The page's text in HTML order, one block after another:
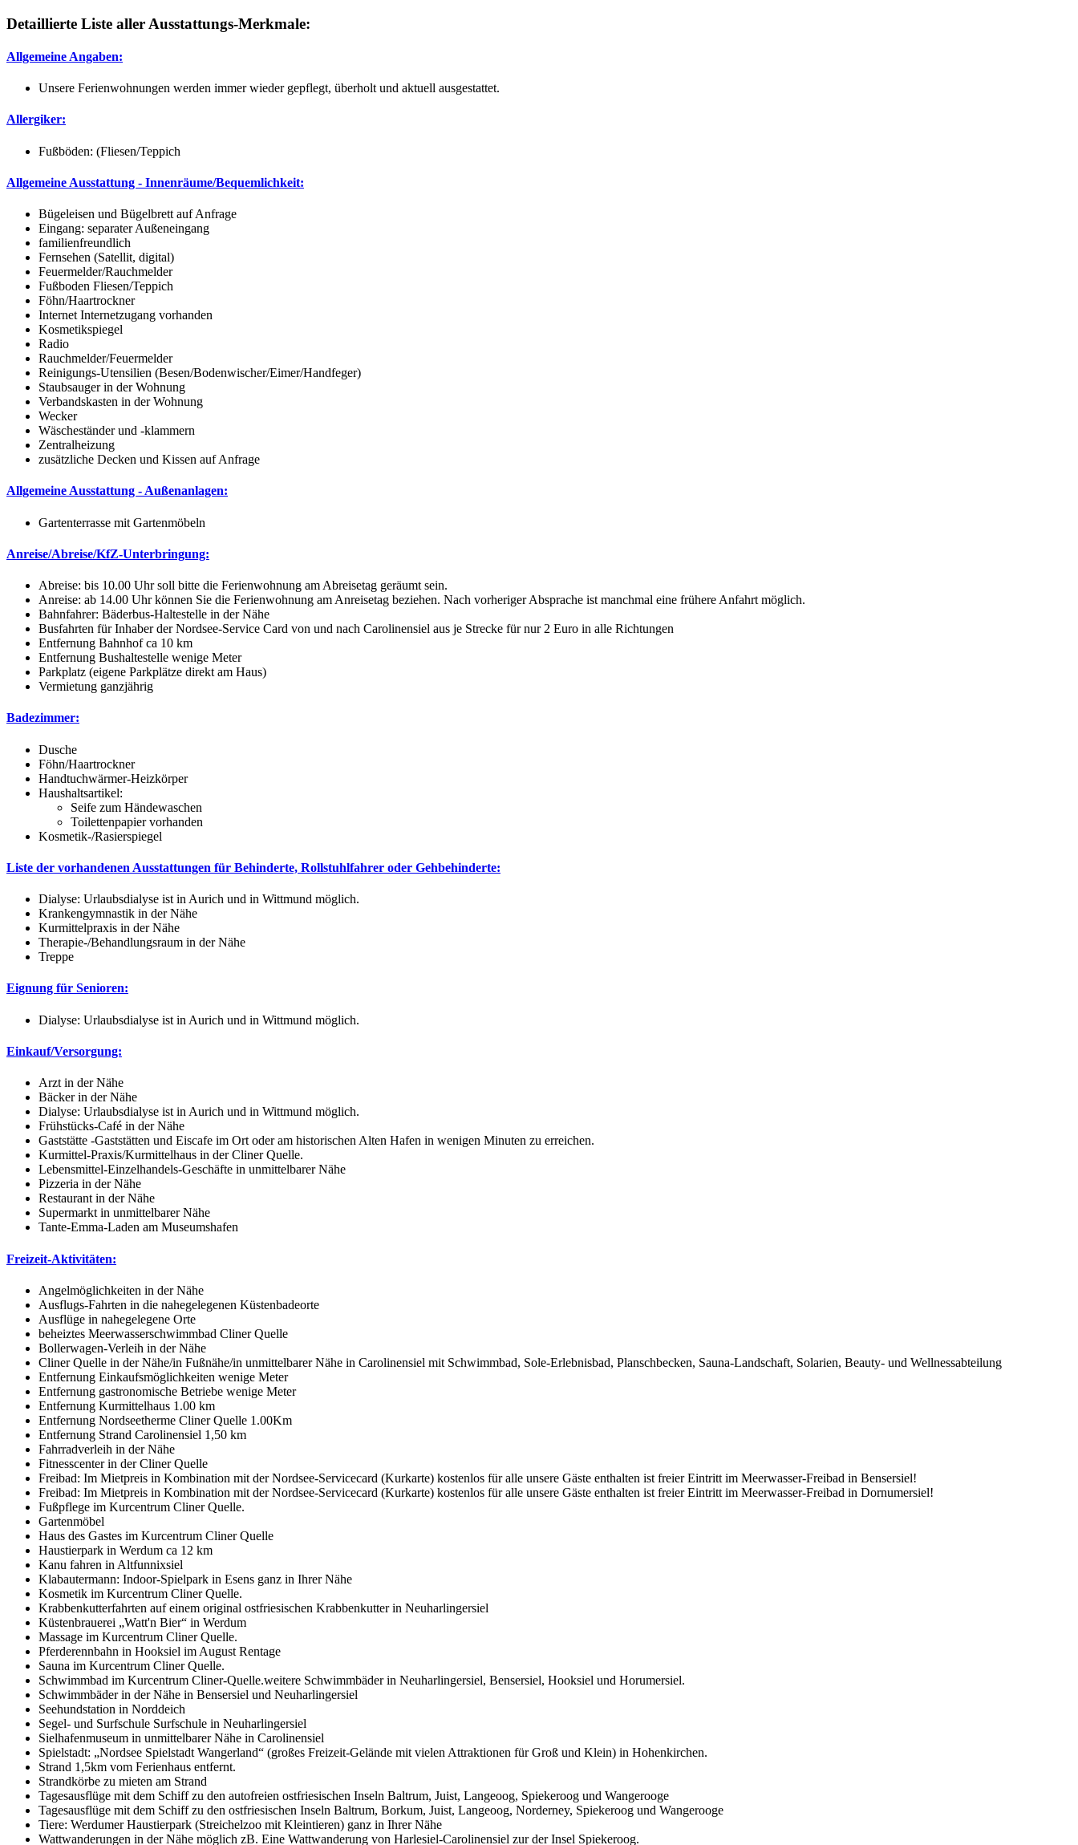
Detaillierte Liste aller Ausstattungs-Merkmale:
Allgemeine Angaben:
Unsere Ferienwohnungen werden immer wieder gepflegt, überholt und aktuell ausgestattet.
Allergiker:
Fußböden: (Fliesen/Teppich
Allgemeine Ausstattung - Innenräume/Bequemlichkeit:
Bügeleisen und Bügelbrett auf Anfrage
Eingang: separater Außeneingang
familienfreundlich
Fernsehen (Satellit, digital)
Feuermelder/Rauchmelder
Fußboden Fliesen/Teppich
Föhn/Haartrockner
Internet Internetzugang vorhanden
Kosmetikspiegel
Radio
Rauchmelder/Feuermelder
Reinigungs-Utensilien (Besen/Bodenwischer/Eimer/Handfeger)
Staubsauger in der Wohnung
Verbandskasten in der Wohnung
Wecker
Wäscheständer und -klammern
Zentralheizung
zusätzliche Decken und Kissen auf Anfrage
Allgemeine Ausstattung - Außenanlagen:
Gartenterrasse mit Gartenmöbeln
Anreise/Abreise/KfZ-Unterbringung:
Abreise: bis 10.00 Uhr soll bitte die Ferienwohnung am Abreisetag geräumt sein.
Anreise: ab 14.00 Uhr können Sie die Ferienwohnung am Anreisetag beziehen. Nach vorheriger Absprache ist manchmal eine frühere Anfahrt möglich.
Bahnfahrer: Bäderbus-Haltestelle in der Nähe
Busfahrten für Inhaber der Nordsee-Service Card von und nach Carolinensiel aus je Strecke für nur 2 Euro in alle Richtungen
Entfernung Bahnhof ca 10 km
Entfernung Bushaltestelle wenige Meter
Parkplatz (eigene Parkplätze direkt am Haus)
Vermietung ganzjährig
Badezimmer:
Dusche
Föhn/Haartrockner
Handtuchwärmer-Heizkörper
Haushaltsartikel:
Seife zum Händewaschen
Toilettenpapier vorhanden
Kosmetik-/Rasierspiegel
Liste der vorhandenen Ausstattungen für Behinderte, Rollstuhlfahrer oder Gehbehinderte:
Dialyse: Urlaubsdialyse ist in Aurich und in Wittmund möglich.
Krankengymnastik in der Nähe
Kurmittelpraxis in der Nähe
Therapie-/Behandlungsraum in der Nähe
Treppe
Eignung für Senioren:
Dialyse: Urlaubsdialyse ist in Aurich und in Wittmund möglich.
Einkauf/Versorgung:
Arzt in der Nähe
Bäcker in der Nähe
Dialyse: Urlaubsdialyse ist in Aurich und in Wittmund möglich.
Frühstücks-Café in der Nähe
Gaststätte -Gaststätten und Eiscafe im Ort oder am historischen Alten Hafen in wenigen Minuten zu erreichen.
Kurmittel-Praxis/Kurmittelhaus in der Cliner Quelle.
Lebensmittel-Einzelhandels-Geschäfte in unmittelbarer Nähe
Pizzeria in der Nähe
Restaurant in der Nähe
Supermarkt in unmittelbarer Nähe
Tante-Emma-Laden am Museumshafen
Freizeit-Aktivitäten:
Angelmöglichkeiten in der Nähe
Ausflugs-Fahrten in die nahegelegenen Küstenbadeorte
Ausflüge in nahegelegene Orte
beheiztes Meerwasserschwimmbad Cliner Quelle
Bollerwagen-Verleih in der Nähe
Cliner Quelle in der Nähe/in Fußnähe/in unmittelbarer Nähe in Carolinensiel mit Schwimmbad, Sole-Erlebnisbad, Planschbecken, Sauna-Landschaft, Solarien, Beauty- und Wellnessabteilung
Entfernung Einkaufsmöglichkeiten wenige Meter
Entfernung gastronomische Betriebe wenige Meter
Entfernung Kurmittelhaus 1.00 km
Entfernung Nordseetherme Cliner Quelle 1.00Km
Entfernung Strand Carolinensiel 1,50 km
Fahrradverleih in der Nähe
Fitnesscenter in der Cliner Quelle
Freibad: Im Mietpreis in Kombination mit der Nordsee-Servicecard (Kurkarte) kostenlos für alle unsere Gäste enthalten ist freier Eintritt im Meerwasser-Freibad in Bensersiel!
Freibad: Im Mietpreis in Kombination mit der Nordsee-Servicecard (Kurkarte) kostenlos für alle unsere Gäste enthalten ist freier Eintritt im Meerwasser-Freibad in Dornumersiel!
Fußpflege im Kurcentrum Cliner Quelle.
Gartenmöbel
Haus des Gastes im Kurcentrum Cliner Quelle
Haustierpark in Werdum ca 12 km
Kanu fahren in Altfunnixsiel
Klabautermann: Indoor-Spielpark in Esens ganz in Ihrer Nähe
Kosmetik im Kurcentrum Cliner Quelle.
Krabbenkutterfahrten auf einem original ostfriesischen Krabbenkutter in Neuharlingersiel
Küstenbrauerei „Watt'n Bier“ in Werdum
Massage im Kurcentrum Cliner Quelle.
Pferderennbahn in Hooksiel im August Rentage
Sauna im Kurcentrum Cliner Quelle.
Schwimmbad im Kurcentrum Cliner-Quelle.weitere Schwimmbäder in Neuharlingersiel, Bensersiel, Hooksiel und Horumersiel.
Schwimmbäder in der Nähe in Bensersiel und Neuharlingersiel
Seehundstation in Norddeich
Segel- und Surfschule Surfschule in Neuharlingersiel
Sielhafenmuseum in unmittelbarer Nähe in Carolinensiel
Spielstadt: „Nordsee Spielstadt Wangerland“ (großes Freizeit-Gelände mit vielen Attraktionen für Groß und Klein) in Hohenkirchen.
Strand 1,5km vom Ferienhaus entfernt.
Strandkörbe zu mieten am Strand
Tagesausflüge mit dem Schiff zu den autofreien ostfriesischen Inseln Baltrum, Juist, Langeoog, Spiekeroog und Wangerooge
Tagesausflüge mit dem Schiff zu den ostfriesischen Inseln Baltrum, Borkum, Juist, Langeoog, Norderney, Spiekeroog und Wangerooge
Tiere: Werdumer Haustierpark (Streichelzoo mit Kleintieren) ganz in Ihrer Nähe
Wattwanderungen in der Nähe möglich zB. Eine Wattwanderung von Harlesiel-Carolinensiel zur der Insel Spiekeroog.